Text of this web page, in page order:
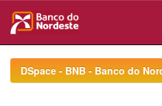
navigationDSpace - BNB - Banco do